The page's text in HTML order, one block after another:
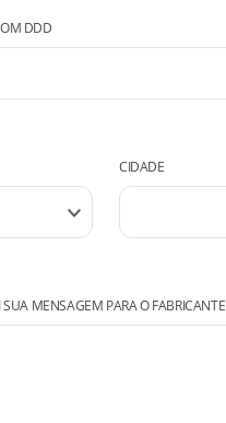
DDD
CIDADE
MENSAGEM PARA O FABRICANTE